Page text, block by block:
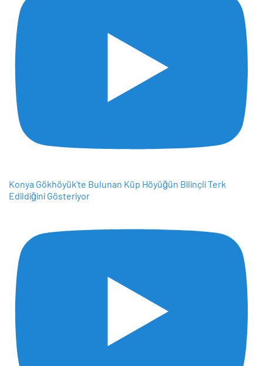
Konya Gökhöyük'te Bulunan Küp Höyüğün Bilinçli Terk
Edildiğini Gösteriyor